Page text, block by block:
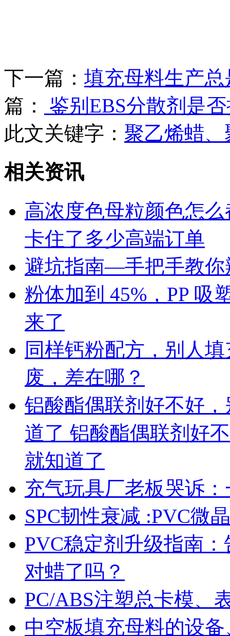
下一篇： 填充母料生产
篇：
鉴别EBS分散剂是
此文关键字： 聚乙烯蜡
相关资讯
高浓度色母粒颜色怎
卡住了多少高端订单
避坑指南—手把手教你
粉体加到 45%，PP 吸
来了
同样钙粉配方，别人
废，差在哪？
铝酸酯偶联剂好不好
道了 铝酸酯偶联剂好
就知道了
充气玩具厂老板哭诉
SPC韧性衰减 :PVC微
PVC稳定剂升级指南
对蜡了吗？
PC/ABS注塑总卡模、
中空板填充母料的设